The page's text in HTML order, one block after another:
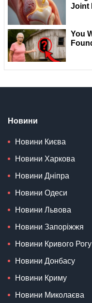
Новини
Новини Києва
Новини Харкова
Новини Дніпра
Новини Одеси
Новини Львова
Новини Запоріжжя
Новини Кривого Рогу
Новини Донбасу
Новини Криму
Новини Миколаєва